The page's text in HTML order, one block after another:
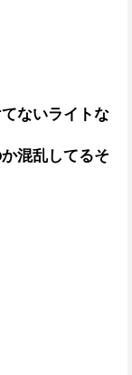
ないライトな
混乱してるそ